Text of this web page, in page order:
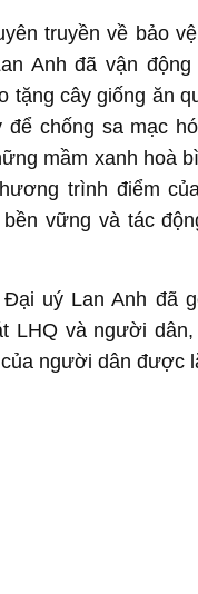
truyền về bảo
Anh đã vận
tặng cây giống ăn
để chống sa mạc
mầm xanh hoà
trình điểm
vững và tác
uý Lan Anh đã
LHQ và người
người dân được